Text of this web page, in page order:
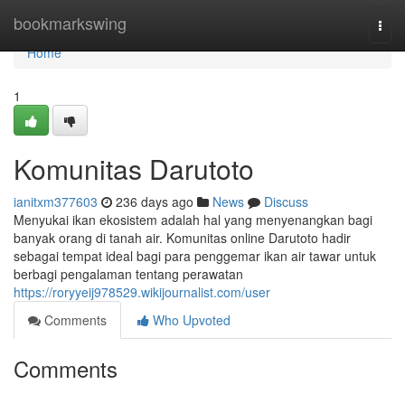
bookmarkswing
Home
Home
1
Komunitas Darutoto
ianitxm377603 236 days ago News
Discuss
Menyukai ikan ekosistem adalah hal yang menyenangkan bagi
banyak orang di tanah air. Komunitas online Darutoto hadir
sebagai tempat ideal bagi para penggemar ikan air tawar untuk
berbagi pengalaman tentang perawatan
https://roryyeij978529.wikijournalist.com/user
Comments
Who Upvoted
Comments